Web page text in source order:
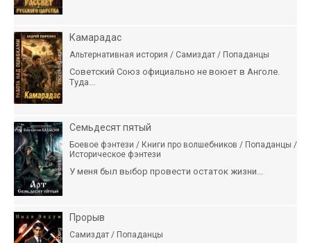
Камарадас
Альтернативная история / Самиздат / Попаданцы
Советский Союз официально не воюет в Анголе.
Туда...
Семьдесят пятый
Боевое фэнтези / Книги про волшебников / Попаданцы /
Историческое фэнтези
У меня был выбор провести остаток жизни...
Прорыв
Самиздат / Попаданцы